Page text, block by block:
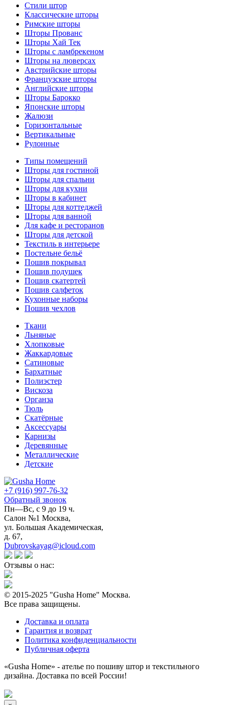
Стили штор
Классические шторы
Римские шторы
Шторы Прованс
Шторы Хай Тек
Шторы с ламбрекеном
Шторы на люверсах
Австрийские шторы
Французские шторы
Английские шторы
Шторы Барокко
Японские шторы
Жалюзи
Горизонтальные
Вертикальные
Рулонные
Типы помещений
Шторы для гостиной
Шторы для спальни
Шторы для кухни
Шторы в кабинет
Шторы для коттеджей
Шторы для ванной
Для кафе и ресторанов
Шторы для детской
Текстиль в интерьере
Постельне бельё
Пошив покрывал
Пошив подушек
Пошив скатертей
Пошив салфеток
Кухонные наборы
Пошив чехлов
Ткани
Льняные
Хлопковые
Жаккардовые
Сатиновые
Бархатные
Полиэстер
Вискоза
Органза
Тюль
Скатёрные
Аксессуары
Карнизы
Деревянные
Металлические
Детские
+7 (916) 997-76-32
Обратный звонок
Пн—Вс, с 9 до 19 ч.
Салон №1 Москва,
ул. Большая Академическая,
д. 67,
Dubrovskayag@icloud.com
Отзывы о нас:
© 2015-2025 "Gusha Home" Москва.
Все права защищены.
Доставка и оплата
Гарантия и возврат
Политика конфиденциальности
Публичная оферта
«Gusha Home» - ателье по пошиву штор и текстильного
дизайна. Доставка по всей России!